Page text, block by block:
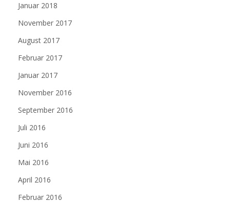
Januar 2018
November 2017
August 2017
Februar 2017
Januar 2017
November 2016
September 2016
Juli 2016
Juni 2016
Mai 2016
April 2016
Februar 2016